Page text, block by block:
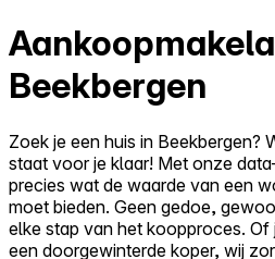
Beekbergen
Zoek je een huis in Beekbergen?
staat voor je klaar! Met onze
precies wat de waarde van een
moet bieden. Geen gedoe,
elke stap van het koopproces.
een doorgewinterde koper, wij